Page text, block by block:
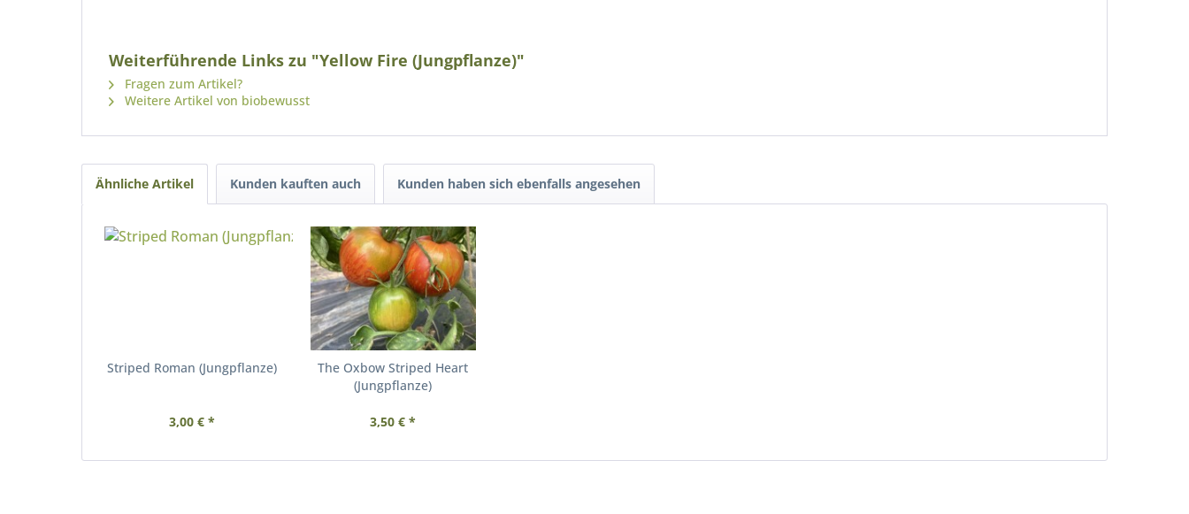
Weiterführende Links zu "Yellow Fire (Jungpflanze)"
Fragen zum Artikel?
Weitere Artikel von biobewusst
Ähnliche Artikel Kunden kauften auch Kunden haben sich ebenfalls angesehen
Striped Roman (Jungpflanze)
3,00 € *
The Oxbow Striped Heart
(Jungpflanze)
3,50 € *